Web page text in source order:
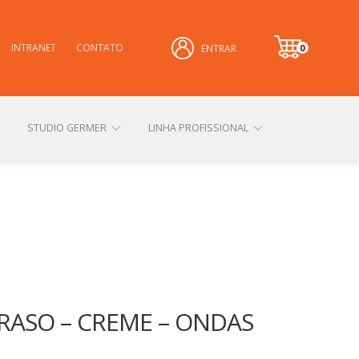
INTRANET CONTATO ENTRAR
0
it
STUDIO GERMER LINHA PROFISSIONAL
– CREME – ONDAS